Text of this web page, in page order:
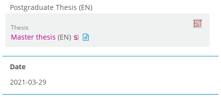
Postgraduate Thesis (EN)
Thesis
Master thesis (EN)
Date
2021-03-29